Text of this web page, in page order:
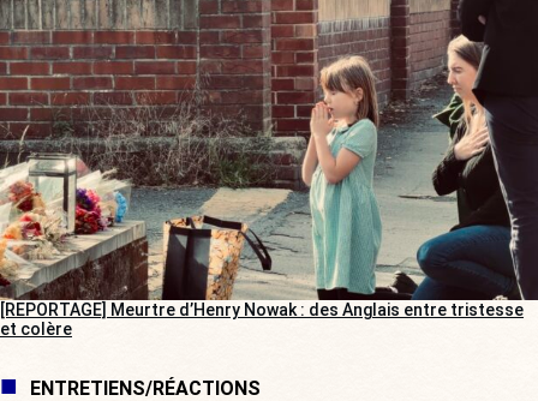
[REPORTAGE] Meurtre d’Henry Nowak : des Anglais entre tristesse
et colère
ENTRETIENS/RÉACTIONS